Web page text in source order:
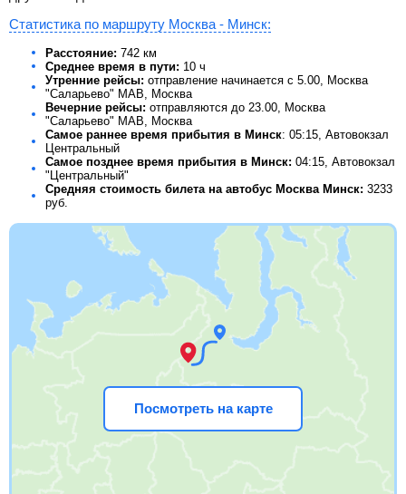
Статистика по маршруту Москва - Минск:
Расстояние: 742 км
Среднее время в пути: 10 ч
Утренние рейсы: отправление начинается с 5.00, Москва
"Саларьево" МАВ, Москва
Вечерние рейсы: отправляются до 23.00, Москва
"Саларьево" МАВ, Москва
Самое раннее время прибытия в Минск: 05:15, Автовокзал
Центральный
Самое позднее время прибытия в Минск: 04:15, Автовокзал
"Центральный"
Средняя стоимость билета на автобус Москва Минск: 3233
руб.
Посмотреть на карте